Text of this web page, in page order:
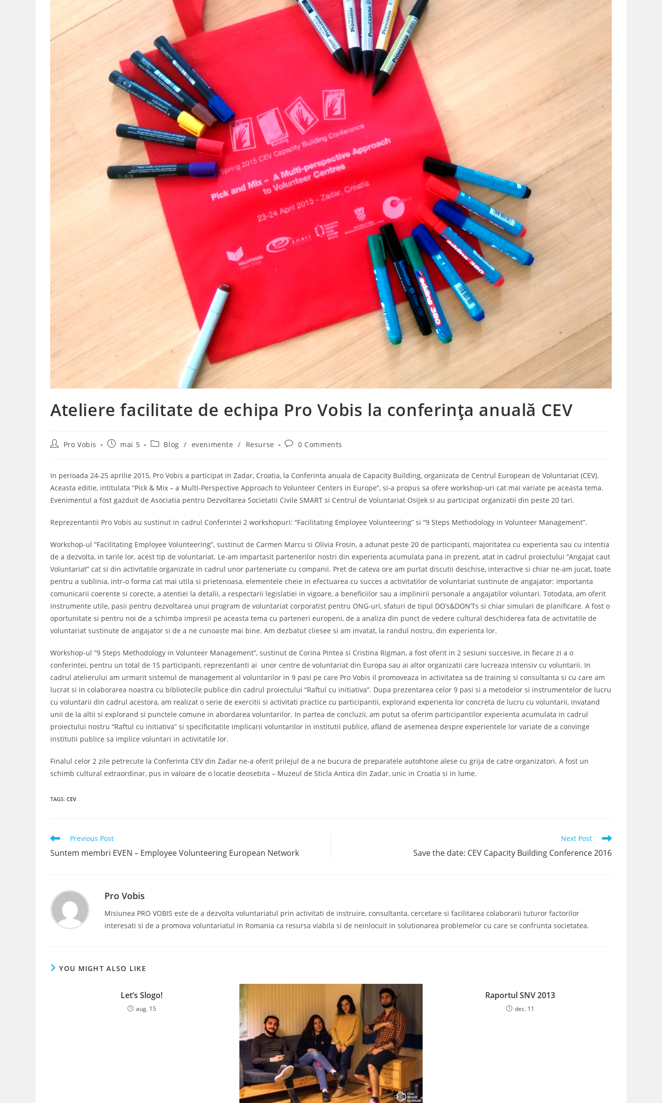
Ateliere facilitate de echipa Pro Vobis la conferința anuală CEV
PostPro Vobis
Postmai 5
PostBlog / evenimente / Resurse
Post0 Comments
In perioada 24-25 aprilie 2015, Pro Vobis a participat in Zadar, Croatia, la Conferinta anuala de Capacity Building, organizata de Centrul European de Voluntariat (CEV).
Aceasta editie, intitulata “Pick & Mix – a Multi-Perspective Approach to Volunteer Centers in Europe”, si-a propus sa ofere workshop-uri cat mai variate pe aceasta tema.
Evenimentul a fost gazduit de Asociatia pentru Dezvoltarea Societatii Civile SMART si Centrul de Voluntariat Osijek si au participat organizatii din peste 20 tari.
Reprezentantii Pro Vobis au sustinut in cadrul Conferintei 2 workshopuri: “Facilitating Employee Volunteering” si “9 Steps Methodology in Volunteer Management”.
Workshop-ul “Facilitating Employee Volunteering”, sustinut de Carmen Marcu si Olivia Frosin, a adunat peste 20 de participanti, majoritatea cu experienta sau cu intentia
de a dezvolta, in tarile lor, acest tip de voluntariat. Le-am impartasit partenerilor nostri din experienta acumulata pana in prezent, atat in cadrul proiectului “Angajat caut
Voluntariat” cat si din activitatile organizate in cadrul unor parteneriate cu companii. Pret de cateva ore am purtat discutii deschise, interactive si chiar ne-am jucat, toate
pentru a sublinia, intr-o forma cat mai utila si prietenoasa, elementele cheie in efectuarea cu succes a activitatilor de voluntariat sustinute de angajator: importanta
comunicarii coerente si corecte, a atentiei la detalii, a respectarii legislatiei in vigoare, a beneficiilor sau a implinirii personale a angajatilor voluntari. Totodata, am oferit
instrumente utile, pasii pentru dezvoltarea unui program de voluntariat corporatist pentru ONG-uri, sfaturi de tipul DO’s&DON’Ts si chiar simulari de planificare. A fost o
oportunitate si pentru noi de a schimba impresii pe aceasta tema cu parteneri europeni, de a analiza din punct de vedere cultural deschiderea fata de activitatile de
voluntariat sustinute de angajator si de a ne cunoaste mai bine. Am dezbatut cliesee si am invatat, la randul nostru, din experienta lor.
Workshop-ul “9 Steps Methodology in Volunteer Management”, sustinut de Corina Pintea si Cristina Rigman, a fost oferit in 2 sesiuni succesive, in fiecare zi a o
conferintei, pentru un total de 15 participanti, reprezentanti ai unor centre de voluntariat din Europa sau ai altor organizatii care lucreaza intensiv cu voluntarii. In
cadrul atelierului am urmarit sistemul de management al voluntarilor in 9 pasi pe care Pro Vobis il promoveaza in activitatea sa de training si consultanta si cu care am
lucrat si in colaborarea noastra cu bibliotecile publice din cadrul proiectului “Raftul cu initiativa”. Dupa prezentarea celor 9 pasi si a metodelor si instrumentelor de lucru
cu voluntarii din cadrul acestora, am realizat o serie de exercitii si activitati practice cu participantii, explorand experienta lor concreta de lucru cu voluntarii, invatand
unii de la altii si explorand si punctele comune in abordarea voluntarilor. In partea de concluzii, am putut sa oferim participantilor experienta acumulata in cadrul
proiectului nostru “Raftul cu initiativa” si specificitatile implicarii voluntarilor in institutii publice, afland de asemenea despre experientele lor variate de a convinge
institutii publice sa implice voluntari in activitatile lor.
Finalul celor 2 zile petrecute la Conferinta CEV din Zadar ne-a oferit prilejul de a ne bucura de preparatele autohtone alese cu grija de catre organizatori. A fost un
schimb cultural extraordinar, pus in valoare de o locatie deosebita – Muzeul de Sticla Antica din Zadar, unic in Croatia si in lume.
TAGS: CEV
Read
articles
Previous Post
Suntem membri EVEN – Employee Volunteering European Network
Next Post
Save the date: CEV Capacity Building Conference 2016
Pro Vobis
Misiunea PRO VOBIS este de a dezvolta voluntariatul prin activitati de instruire, consultanta, cercetare si facilitarea colaborarii tuturor factorilor
interesati si de a promova voluntariatul in Romania ca resursa viabila si de neinlocuit in solutionarea problemelor cu care se confrunta societatea.
YOU MIGHT ALSO LIKE
Let’s Slogo!
aug. 15
Raportul SNV 2013
dec. 11